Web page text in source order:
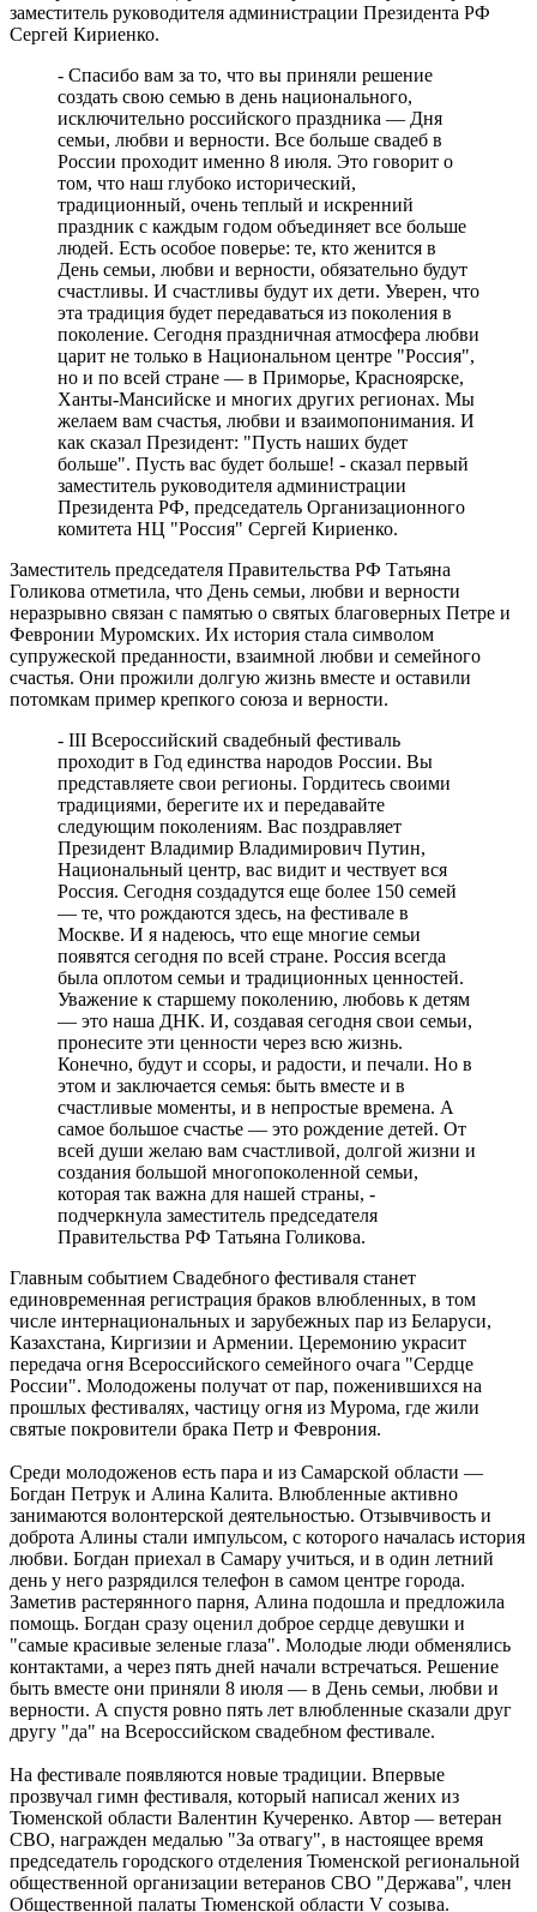
08.08.2026 | 15:18
Самарцев приглашают на бесплатные показы советского кино
08.08.2026 | 14:52
Вячеслав Федорищев награжден почетной грамотой
Минобороны России
08.08.2026 | 14:23
Самарскую область накроет гроза с градом 8 августа
08.08.2026 | 14:13
Самарцам покажут фильм о жизни и трагической гибели
Ивана Блока
08.08.2026 | 12:52
Стали известны подробности столкновения катера и лодки в
Красноглинском районе
08.08.2026 | 12:31
Вячеслав Федорищев рассказал о последствиях атаки ВСУ на
регион
08.08.2026 | 12:29
Водитель "Мазды" сбил женщину на улице Подшипниковой в
Самаре
08.08.2026 | 12:12
Ударила собутыльника: на тольяттинку завели "уголовку"
08.08.2026 | 11:40
В Самаре ветераны СВО сыграли в пляжный волейбол с
молодежью
08.08.2026 | 11:20
В Самаре со дна Волги подняли тело утонувшего мужчины
08.08.2026 | 11:15
Вячеслав Федорищев поздравил жителей Самарской области с
Днем физкультурника
08.08.2026 | 11:05
Два человека погибли в столкновении моторной лодки и
катера в Самарской области
08.08.2026 | 10:35
Народные приметы на 9 августа 2026 года: что нельзя делать в
этот день
08.08.2026 | 10:27
Где в Самаре отключат холодную воду 8 августа: список
адресов
08.08.2026 | 10:15
День физкультурника в России: какие праздники отмечают 8
08.08.2026 | 09:54
заместитель руководителя администрации Президента РФ
Сергей Кириенко.
- Спасибо вам за то, что вы приняли решение
создать свою семью в день национального,
исключительно российского праздника — Дня
семьи, любви и верности. Все больше свадеб в
России проходит именно 8 июля. Это говорит о
том, что наш глубоко исторический,
традиционный, очень теплый и искренний
праздник с каждым годом объединяет все больше
людей. Есть особое поверье: те, кто женится в
День семьи, любви и верности, обязательно будут
счастливы. И счастливы будут их дети. Уверен, что
эта традиция будет передаваться из поколения в
поколение. Сегодня праздничная атмосфера любви
царит не только в Национальном центре "Россия",
но и по всей стране — в Приморье, Красноярске,
Ханты-Мансийске и многих других регионах. Мы
желаем вам счастья, любви и взаимопонимания. И
как сказал Президент: "Пусть наших будет
больше". Пусть вас будет больше! - сказал первый
заместитель руководителя администрации
Президента РФ, председатель Организационного
комитета НЦ "Россия" Сергей Кириенко.
Заместитель председателя Правительства РФ Татьяна
Голикова отметила, что День семьи, любви и верности
неразрывно связан с памятью о святых благоверных Петре и
Февронии Муромских. Их история стала символом
супружеской преданности, взаимной любви и семейного
счастья. Они прожили долгую жизнь вместе и оставили
потомкам пример крепкого союза и верности.
- III Всероссийский свадебный фестиваль
проходит в Год единства народов России. Вы
представляете свои регионы. Гордитесь своими
традициями, берегите их и передавайте
следующим поколениям. Вас поздравляет
Президент Владимир Владимирович Путин,
Национальный центр, вас видит и чествует вся
Россия. Сегодня создадутся еще более 150 семей
— те, что рождаются здесь, на фестивале в
Москве. И я надеюсь, что еще многие семьи
появятся сегодня по всей стране. Россия всегда
была оплотом семьи и традиционных ценностей.
Уважение к старшему поколению, любовь к детям
— это наша ДНК. И, создавая сегодня свои семьи,
пронесите эти ценности через всю жизнь.
Конечно, будут и ссоры, и радости, и печали. Но в
этом и заключается семья: быть вместе и в
счастливые моменты, и в непростые времена. А
самое большое счастье — это рождение детей. От
всей души желаю вам счастливой, долгой жизни и
создания большой многопоколенной семьи,
которая так важна для нашей страны, -
подчеркнула заместитель председателя
Правительства РФ Татьяна Голикова.
Главным событием Свадебного фестиваля станет
единовременная регистрация браков влюбленных, в том
числе интернациональных и зарубежных пар из Беларуси,
Казахстана, Киргизии и Армении. Церемонию украсит
передача огня Всероссийского семейного очага "Сердце
России". Молодожены получат от пар, поженившихся на
прошлых фестивалях, частицу огня из Мурома, где жили
святые покровители брака Петр и Феврония.
Среди молодоженов есть пара и из Самарской области —
Богдан Петрук и Алина Калита. Влюбленные активно
занимаются волонтерской деятельностью. Отзывчивость и
доброта Алины стали импульсом, с которого началась история
любви. Богдан приехал в Самару учиться, и в один летний
день у него разрядился телефон в самом центре города.
Заметив растерянного парня, Алина подошла и предложила
помощь. Богдан сразу оценил доброе сердце девушки и
"самые красивые зеленые глаза". Молодые люди обменялись
контактами, а через пять дней начали встречаться. Решение
быть вместе они приняли 8 июля — в День семьи, любви и
верности. А спустя ровно пять лет влюбленные сказали друг
другу "да" на Всероссийском свадебном фестивале.
На фестивале появляются новые традиции. Впервые
прозвучал гимн фестиваля, который написал жених из
Тюменской области Валентин Кучеренко. Автор — ветеран
СВО, награжден медалью "За отвагу", в настоящее время
председатель городского отделения Тюменской региональной
общественной организации ветеранов СВО "Держава", член
Общественной палаты Тюменской области V созыва.